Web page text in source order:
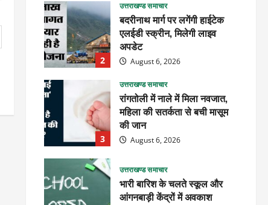
2
उत्तराखण्ड समाचार
बदरीनाथ मार्ग पर लगेंगी हाईटेक
एलईडी स्क्रीन, मिलेगी लाइव
अपडेट
August 6, 2026
3
उत्तराखण्ड समाचार
रांगतोली में नाले में मिला नवजात,
महिला की सतर्कता से बची मासूम
की जान
August 6, 2026
उत्तराखण्ड समाचार
भारी बारिश के चलते स्कूल और
आंगनबाड़ी केंद्रों में अवकाश